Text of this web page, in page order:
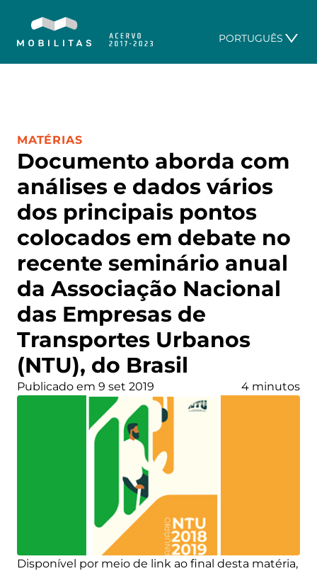
PORTUGUÊS
Documento aborda com
análises e dados vários
dos principais pontos
colocados em debate no
recente seminário anual
da Associação Nacional
das Empresas de
Transportes Urbanos
(NTU), do Brasil
CATEGORIA:
MATÉRIAS
Publicado em 9 set 2019 4 minutos
Disponível por meio de link ao final desta matéria,